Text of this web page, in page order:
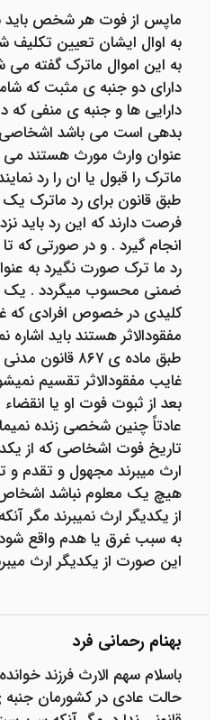
ماپس از فوت هر شخص
به اوال ایشان تعیین تکلیف
به این اموال ماترک گفته می
دارای دو جنبه ی مثبت که
دارایی ها و جنبه ی منفی که
بدهی است می باشد اشخاصی
عنوان وارث مورث هستند می
ماترک را قبول یا ان را رد
طبق قانون برای رد ماترک یک
فرصت دارند که این رد باید نزد
انجام گیرد . و در صورتی که تا
رد ما ترک صورت نگیرد به
ضمنی محسوب میگردد . یک
کلیدی در خصوص افرادی که
مفقودالاثر هستند باید اشاره
طبق ماده ی ۸۶۷ قانون
غایب مفقودالاثر تقسیم
بعد از ثبوت فوت او یا
عادتاً چنین شخصی زنده
تاریخ فوت اشخاصی که از
ارث میبرند مجهول و تقدم و
هیچ یک معلوم نباشد اشخاص
از یکدیگر ارث‌ نمیبرند مگر
به سبب غرق یا هدم واقع
این صورت از یکدیگر ارث
بهنام رحمانی فرد
باسلام سهم الارث فرزند
حالت عادی در کشورمان